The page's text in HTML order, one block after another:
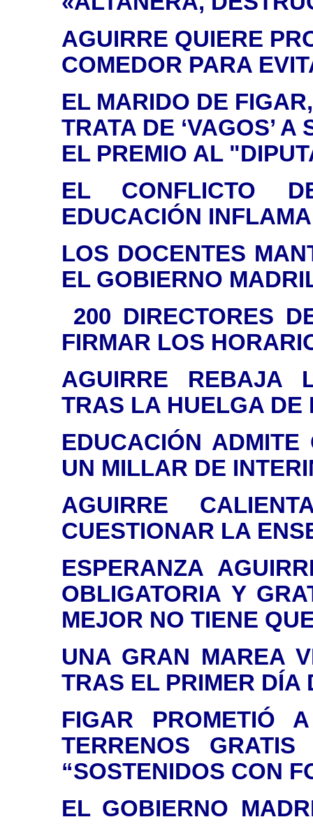
AGUIRRE QUIERE
COMEDOR PARA
EL MARIDO DE
TRATA DE ‘VAGOS’
EL PREMIO AL
EL CONFLICTO
EDUCACIÓN
LOS DOCENTES
EL GOBIERNO
200 DIRECTORES
FIRMAR LOS
AGUIRRE REBAJA
TRAS LA HUELGA DE
EDUCACIÓN
UN MILLAR DE
AGUIRRE
CUESTIONAR LA
ESPERANZA
OBLIGATORIA Y
MEJOR NO TIENE
UNA GRAN MAREA
TRAS EL PRIMER DÍA
FIGAR PROMETIÓ
TERRENOS
“SOSTENIDOS CON
EL GOBIERNO